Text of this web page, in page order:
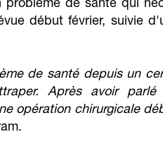
de santé qui
début février, suivie
de santé depuis un
Après avoir parlé
opération chirurgicale